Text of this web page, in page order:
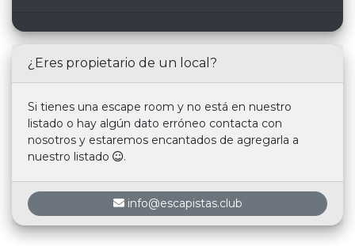
¿Eres propietario de un local?
Si tienes una escape room y no está en nuestro
listado o hay algún dato erróneo contacta con
nosotros y estaremos encantados de agregarla a
nuestro listado
.
info@escapistas.club